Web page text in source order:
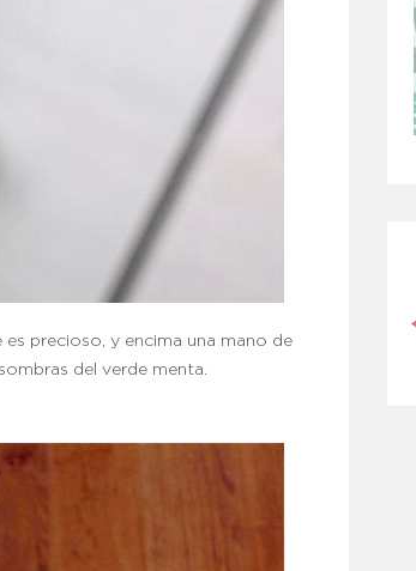
precioso, y encima una mano de
del verde menta.
PIEL SECA EN MENOPAUSIA